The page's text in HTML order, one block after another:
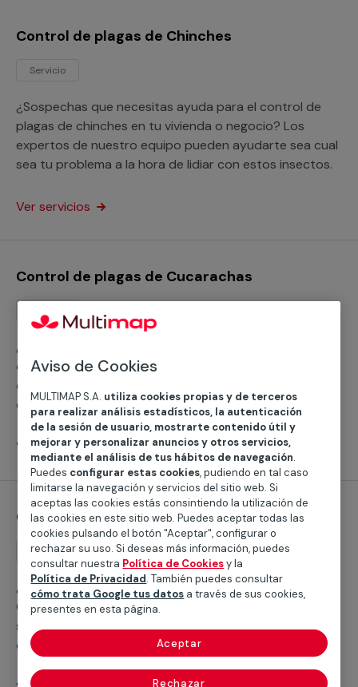
Control de plagas de Chinches
Servicio
¿Sospechas que necesitas ayuda para el control de
plagas de chinches en tu vivienda o negocio? Los
expertos de nuestro equipo pueden ayudarte sea cual
sea tu problema a la hora de lidiar con estos insectos.
Ver servicios
Control de plagas de Cucarachas
¿Quieres que alguien te ayude con el control de plagas
de cucarachas? No te preocupes: los expertos que
colaboran con nosotros pueden solucionar todo lo
que tenga que ver con estos insectos, tanto en tu
casa como en tu empresa.
Ver servicios
Control de plagas de Hormigas
Servicio
¿No sabes qué hacer para matar las hormigas?
Contamos con un servicio especializado que
solventará todos los problemas que te surjan a la hora
de efectuar el control de plagas de hormigas en tu
Aviso de Cookies
MULTIMAP S.A. utiliza cookies propias y de terceros
para realizar análisis estadísticos, la autenticación
de la sesión de usuario, mostrarte contenido útil y
mejorar y personalizar anuncios y otros servicios,
mediante el análisis de tus hábitos de navegación.
Puedes configurar estas cookies, pudiendo en tal caso
limitarse la navegación y servicios del sitio web. Si
aceptas las cookies estás consintiendo la utilización de
las cookies en este sitio web. Puedes aceptar todas las
cookies pulsando el botón "Aceptar", configurar o
rechazar su uso. Si deseas más información, puedes
consultar nuestra Política de Cookiesy la
Política de Privacidad. También puedes consultar
cómo trata Google tus datos a través de sus cookies,
presentes en esta página.
Rechazar
Aceptar